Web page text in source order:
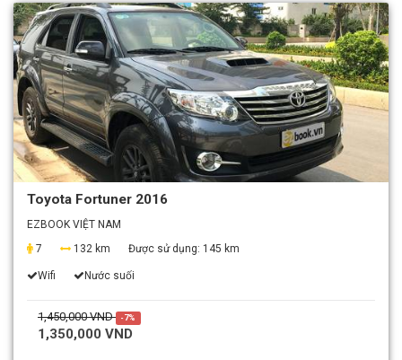
Toyota Fortuner 2016
EZBOOK VIỆT NAM
7
132 km Được sử dụng: 145 km
Wifi Nước suối
1,450,000 VND -7%
1,350,000 VND